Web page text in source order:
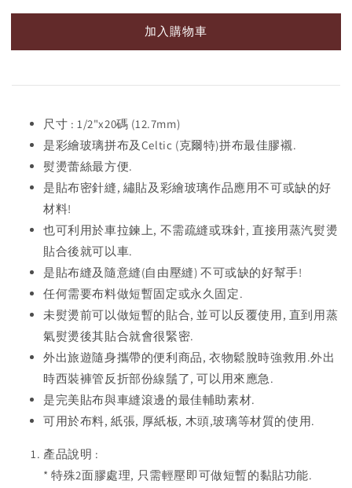
加入購物車
尺寸 : 1/2"x20碼 (12.7mm)
是彩繪玻璃拼布及Celtic (克爾特)拼布最佳膠襯.
熨燙蕾絲最方便.
是貼布密針縫, 繡貼及彩繪玻璃作品應用不可或缺的好
材料!
也可利用於車拉鍊上, 不需疏縫或珠針, 直接用蒸汽熨燙
貼合後就可以車.
是貼布縫及隨意縫(自由壓縫) 不可或缺的好幫手!
任何需要布料做短暫固定或永久固定.
未熨燙前可以做短暫的貼合, 並可以反覆使用, 直到用蒸
氣熨燙後其貼合就會很緊密.
外出旅遊隨身攜帶的便利商品, 衣物鬆脫時強救用.外出
時西裝褲管反折部份線鬚了, 可以用來應急.
是完美貼布與車縫滾邊的最佳輔助素材.
可用於布料, 紙張, 厚紙板, 木頭,玻璃等材質的使用.
產品說明 :
* 特殊2面膠處理, 只需輕壓即可做短暫的黏貼功能.